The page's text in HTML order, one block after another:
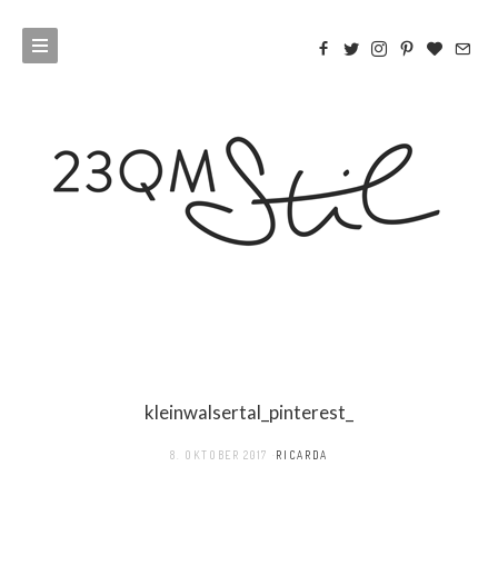
kleinwalsertal_pinterest_
8. OKTOBER 2017 RICARDA